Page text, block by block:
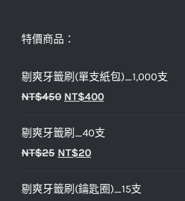
特價商品：
剔爽牙籤刷(單支紙包)_1,000支
NT$450 原
價
格：
NT$400目
價
剔爽牙籤刷_40支
NT$25 原
價
NT$20目
價
剔爽牙籤刷(鑰匙圈)_15支